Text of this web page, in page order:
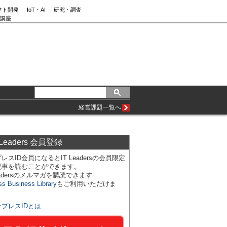
ト開発 IoT・AI
研究・調査
座
経営課題一覧へ
会員登録
スID会員になるとIT Leadersの会員限定
を読むことができます。
のメルマガを購読できます
Business Libraryもご利用いただけま
プレスIDとは